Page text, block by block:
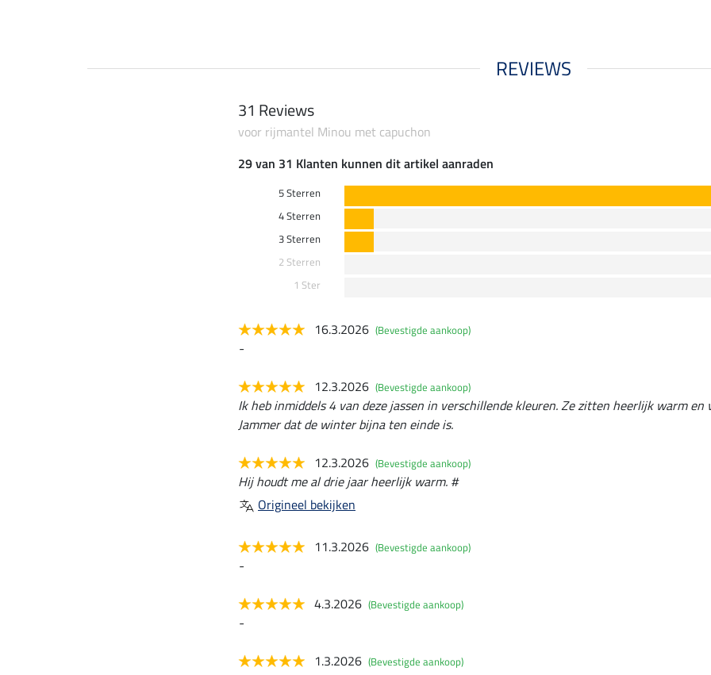
REVIEWS
31 Reviews
voor rijmantel Minou met capuchon
29 van 31 Klanten kunnen dit artikel aanraden
5 Sterren
4 Sterren
3 Sterren
2 Sterren
1 Ster
16.3.2026 (Bevestigde aankoop)
-
12.3.2026 (Bevestigde aankoop)
Ik heb inmiddels 4 van deze jassen in verschillende kleuren. Ze zitten heerlijk warm en
Jammer dat de winter bijna ten einde is.
12.3.2026 (Bevestigde aankoop)
Hij houdt me al drie jaar heerlijk warm. #
Origineel bekijken
11.3.2026 (Bevestigde aankoop)
-
4.3.2026 (Bevestigde aankoop)
-
1.3.2026 (Bevestigde aankoop)